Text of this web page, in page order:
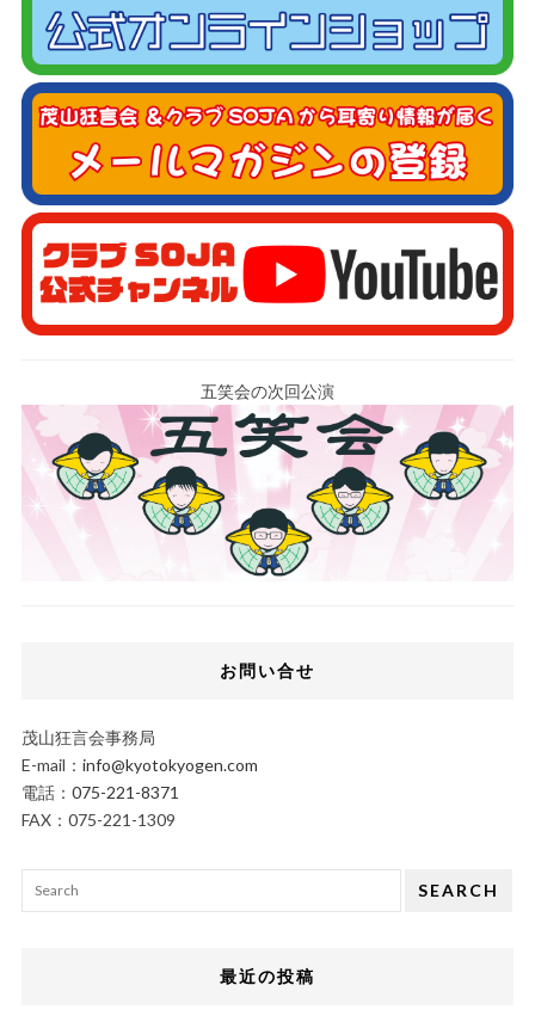
五笑会の次回公演
お問い合せ
茂山狂言会事務局
E-mail： info@kyotokyogen.com
電話： 075-221-8371
FAX：075-221-1309
SEARCH
最近の投稿